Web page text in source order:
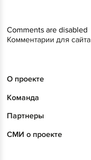
Comments are disabled
Комментарии для сайта
О проекте
Команда
Партнеры
СМИ о проекте